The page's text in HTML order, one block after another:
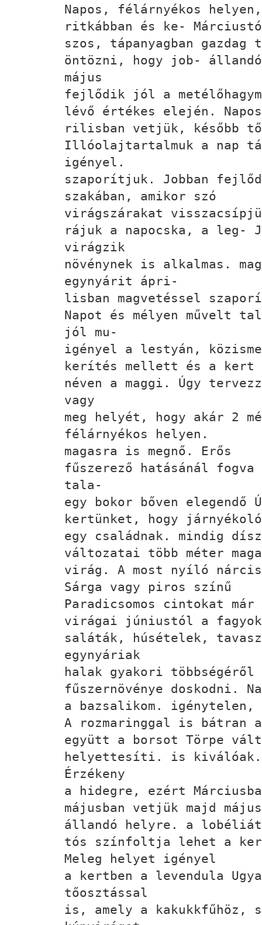
Napos, félárnyékos
ritkábban és ke-
szos, tápanyagban
öntözni, hogy job-
május
fejlődik jól a
lévő értékes elején.
rilisban vetjük, később
Illóolajtartalmuk a nap
igényel.
szaporítjuk. Jobban
szakában, amikor szó
virágszárakat
rájuk a napocska, a leg-
virágzik
növénynek is alkalmas.
egynyárit ápri-
lisban magvetéssel
Napot és mélyen művelt
jól mu-
igényel a lestyán,
kerítés mellett és a kert
néven a maggi. Úgy
vagy
meg helyét, hogy akár 2
félárnyékos helyen.
magasra is megnő. Erős
fűszerező hatásánál
tala-
egy bokor bőven elegendő
kertünket, hogy
egy családnak. mindig
változatai több méter
virág. A most nyíló
Sárga vagy piros színű
Paradicsomos cintokat
virágai júniustól a
saláták, húsételek,
egynyáriak
halak gyakori többségéről
fűszernövénye doskodni.
a bazsalikom. igénytelen,
A rozmaringgal is bátran
együtt a borsot Törpe
helyettesíti. is kiválóak.
Érzékeny
a hidegre, ezért
májusban vetjük majd
állandó helyre. a
tós színfoltja lehet a
Meleg helyet igényel
a kertben a levendula
tőosztással
is, amely a kakukkfűhöz,